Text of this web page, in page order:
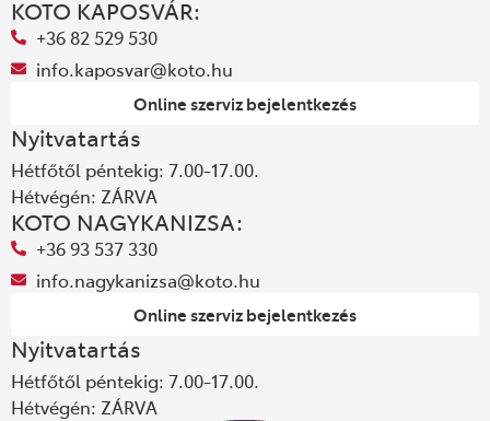
KOTO KAPOSVÁR:
+36 82 529 530
info.kaposvar@koto.hu
Online szerviz bejelentkezés
Nyitvatartás
Hétfőtől péntekig: 7.00-17.00.
Hétvégén: ZÁRVA
KOTO NAGYKANIZSA:
+36 93 537 330
info.nagykanizsa@koto.hu
Online szerviz bejelentkezés
Nyitvatartás
Hétfőtől péntekig: 7.00-17.00.
Hétvégén: ZÁRVA